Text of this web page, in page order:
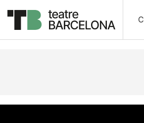
Descripción Ficha artística